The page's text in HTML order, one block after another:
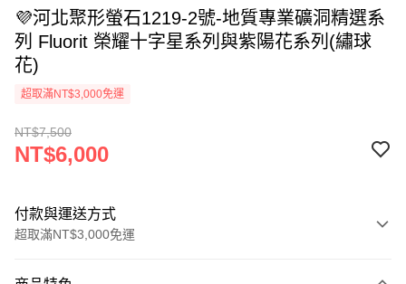
💜河北聚形螢石1219-2號-地質專業礦洞精選系
列 Fluorit 榮耀十字星系列與紫陽花系列(繡球
花)
超取滿NT$3,000免運
NT$7,500
NT$6,000
付款與運送方式
超取滿NT$3,000免運